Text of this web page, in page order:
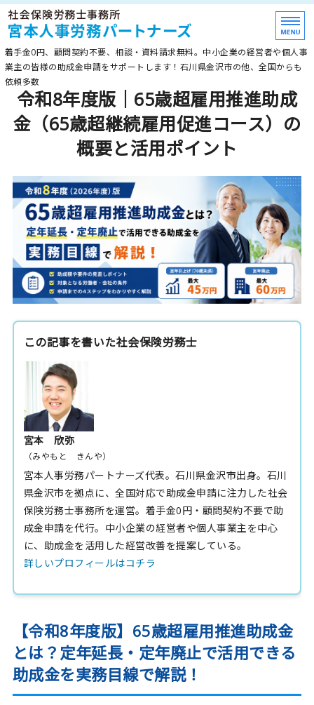
≪石川県金沢市≫助
着手金0円、顧問契約不要、相談・資料請求無料。中小企業の経営者や個人事
業主の皆様の助成金申請をサポートします！石川県金沢市の他、全国からも
依頼多数
ホーム
最新助成金
事務所紹介
お問い合わせ
令和8年度版｜65歳超雇用推進助成
金（65歳超継続雇用促進コース）の
概要と活用ポイント
この記事を書いた社会保険労務士
宮本 欣弥
（みやもと きんや）
宮本人事労務パートナーズ代表。石川県金沢市出身。石川
県金沢市を拠点に、全国対応で助成金申請に注力した社会
保険労務士事務所を運営。着手金0円・顧問契約不要で助
成金申請を代行。中小企業の経営者や個人事業主を中心
に、助成金を活用した経営改善を提案している。
詳しいプロフィールはコチラ
【令和8年度版】65歳超雇用推進助成金
とは？定年延長・定年廃止で活用できる
助成金を実務目線で解説！